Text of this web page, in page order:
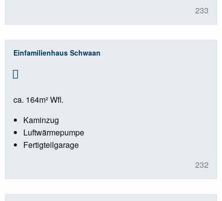
233
Einfamilienhaus Schwaan
ca. 164m² Wfl.
Kaminzug
Luftwärmepumpe
Fertigteilgarage
232